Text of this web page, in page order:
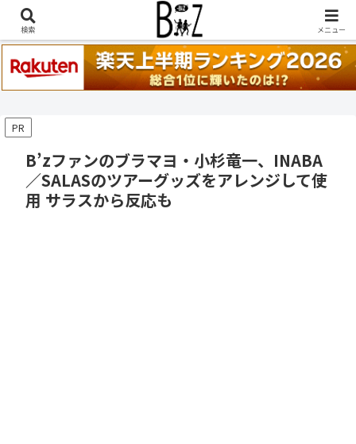
稲葉浩志『en-Zepp』『enⅣ』セトリ一覧はこちら
PR
B’zファンのブラマヨ・小杉竜一、INABA
／SALASのツアーグッズをアレンジして使
用 サラスから反応も
検索 メニュー